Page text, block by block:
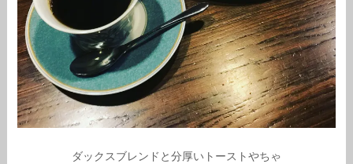
ダックスブレンドと分厚いトーストやちゃ